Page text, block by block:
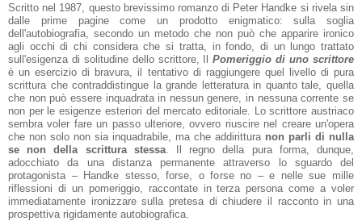
Scritto nel 1987, questo brevissimo romanzo di Peter Handke si rivela sin
dalle prime pagine come un prodotto enigmatico: sulla soglia
dell'autobiografia, secondo un metodo che non può che apparire ironico
agli occhi di chi considera che si tratta, in fondo, di un lungo trattato
sull'esigenza di solitudine dello scrittore, Il
Pomeriggio di uno scrittore
è un esercizio di bravura, il tentativo di raggiungere quel livello di pura
scrittura che contraddistingue la grande letteratura in quanto tale, quella
che non può essere inquadrata in nessun genere, in nessuna corrente se
non per le esigenze esteriori del mercato editoriale. Lo scrittore austriaco
sembra voler fare un passo ulteriore, ovvero riuscire nel creare un'opera
che non solo non sia inquadrabile, ma che addirittura non parli di nulla
se non della scrittura stessa. Il regno della pura forma, dunque,
adocchiato da una distanza permanente attraverso lo sguardo del
protagonista – Handke stesso, forse, o forse no – e nelle sue mille
riflessioni di un pomeriggio, raccontate in terza persona come a voler
immediatamente ironizzare sulla pretesa di chiudere il racconto in una
prospettiva rigidamente autobiografica.